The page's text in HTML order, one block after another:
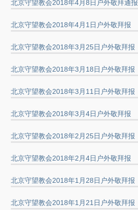
北京守望教会2018年4月8日户外敬拜通报
北京守望教会2018年4月1日户外敬拜报
北京守望教会2018年3月25日户外敬拜报
北京守望教会2018年3月18日户外敬拜报
北京守望教会2018年3月11日户外敬拜报
北京守望教会2018年3月4日户外敬拜报
北京守望教会2018年2月25日户外敬拜报
北京守望教会2018年2月4日户外敬拜报
北京守望教会2018年1月28日户外敬拜报
北京守望教会2018年1月21日户外敬拜报